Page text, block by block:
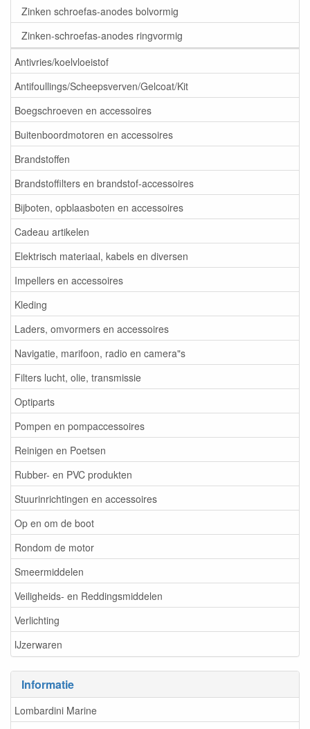
Zinken schroefas-anodes bolvormig
Zinken-schroefas-anodes ringvormig
Antivries/koelvloeistof
Antifoullings/Scheepsverven/Gelcoat/Kit
Boegschroeven en accessoires
Buitenboordmotoren en accessoires
Brandstoffen
Brandstoffilters en brandstof-accessoires
Bijboten, opblaasboten en accessoires
Cadeau artikelen
Elektrisch materiaal, kabels en diversen
Impellers en accessoires
Kleding
Laders, omvormers en accessoires
Navigatie, marifoon, radio en camera"s
Filters lucht, olie, transmissie
Optiparts
Pompen en pompaccessoires
Reinigen en Poetsen
Rubber- en PVC produkten
Stuurinrichtingen en accessoires
Op en om de boot
Rondom de motor
Smeermiddelen
Veiligheids- en Reddingsmiddelen
Verlichting
IJzerwaren
Informatie
Lombardini Marine